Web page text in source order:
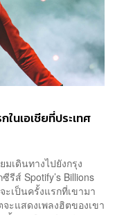
นเอเชียที่ประเทศ
เดินทางไปยังกรุง
รีส์ Spotify’s Billions
เป็นครั้งแรกที่เขามา
ะแสดงเพลงฮิตของเขา